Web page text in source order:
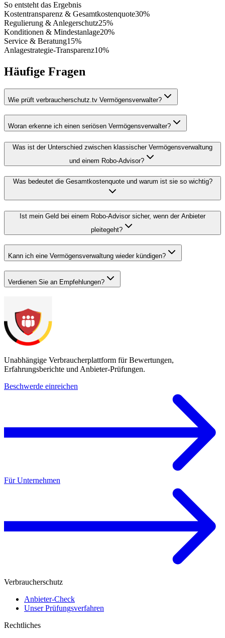
So entsteht das Ergebnis
Kostentransparenz & Gesamtkostenquote30%
Regulierung & Anlegerschutz25%
Konditionen & Mindestanlage20%
Service & Beratung15%
Anlagestrategie-Transparenz10%
Häufige Fragen
Wie prüft verbraucherschutz.tv Vermögensverwalter?
Woran erkenne ich einen seriösen Vermögensverwalter?
Was ist der Unterschied zwischen klassischer Vermögensverwaltung
und einem Robo-Advisor?
Was bedeutet die Gesamtkostenquote und warum ist sie so wichtig?
Ist mein Geld bei einem Robo-Advisor sicher, wenn der Anbieter
pleitegeht?
Kann ich eine Vermögensverwaltung wieder kündigen?
Verdienen Sie an Empfehlungen?
Unabhängige Verbraucherplattform für Bewertungen,
Erfahrungsberichte und Anbieter-Prüfungen.
Beschwerde einreichen
Für Unternehmen
Verbraucherschutz
Anbieter-Check
Unser Prüfungsverfahren
Rechtliches